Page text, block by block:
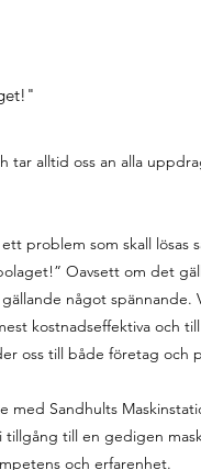
tar alltid oss an alla
problem som skall lösas
Oavsett om det
något spännande.
kostnadseffektiva och
oss till både företag och
med Sandhults
tillgång till en gedigen
och erfarenhet.